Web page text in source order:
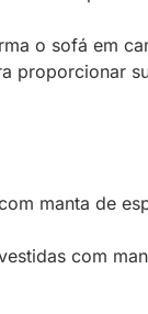
o sofá em
proporcionar
manta de
com